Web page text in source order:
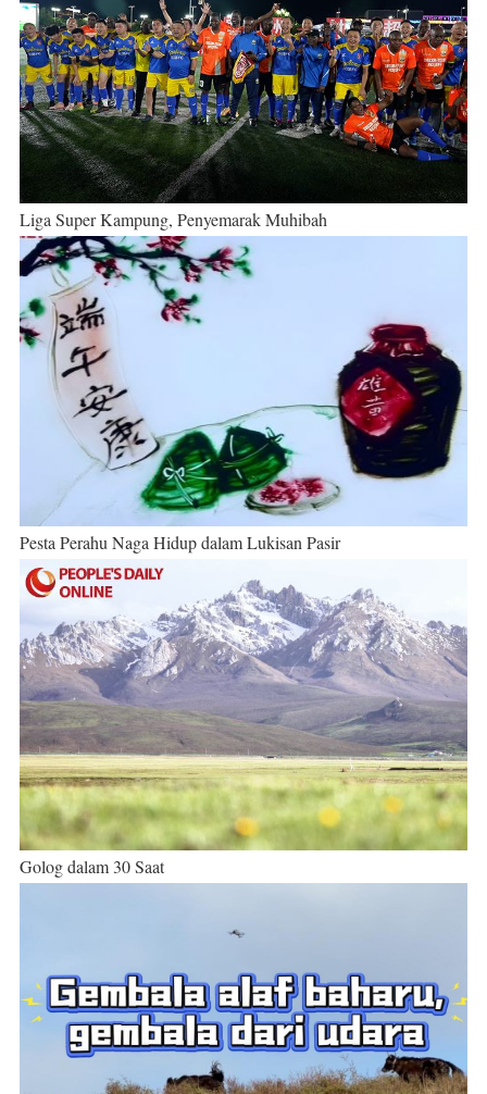
Liga Super Kampung, Penyemarak Muhibah
Pesta Perahu Naga Hidup dalam Lukisan Pasir
Golog dalam 30 Saat